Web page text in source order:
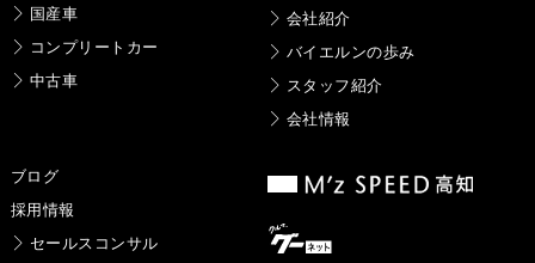
国産車
コンプリートカー
中古車
会社紹介
バイエルンの歩み
スタッフ紹介
会社情報
ブログ
採用情報
セールスコンサル